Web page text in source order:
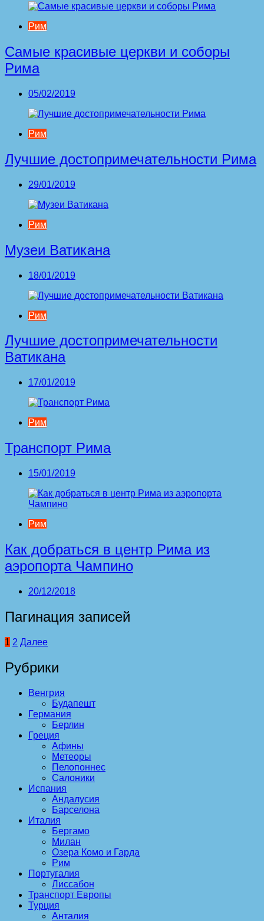
Рим
Самые красивые церкви и соборы
Рима
05/02/2019
Рим
Лучшие достопримечательности Рима
29/01/2019
Рим
Музеи Ватикана
18/01/2019
Рим
Лучшие достопримечательности
Ватикана
17/01/2019
Рим
Транспорт Рима
15/01/2019
Рим
Как добраться в центр Рима из
аэропорта Чампино
20/12/2018
Пагинация записей
1 2 Далее
Рубрики
Венгрия
Будапешт
Германия
Берлин
Греция
Афины
Метеоры
Пелопоннес
Салоники
Испания
Андалусия
Барселона
Италия
Бергамо
Милан
Озера Комо и Гарда
Рим
Португалия
Лиссабон
Транспорт Европы
Турция
Анталия